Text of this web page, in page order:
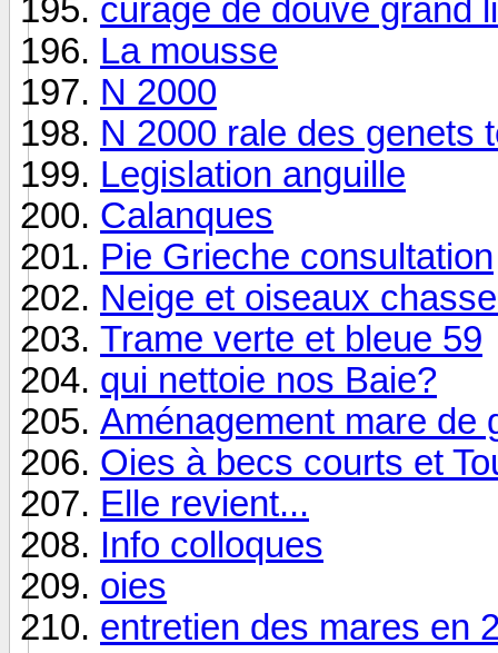
curage de douve grand
La mousse
N 2000
N 2000 rale des genets
Legislation anguille
Calanques
Pie Grieche consultation
Neige et oiseaux
Trame verte et bleue 59
qui nettoie nos Baie?
Aménagement mare de
Oies à becs courts et
Elle revient...
Info colloques
oies
entretien des mares en